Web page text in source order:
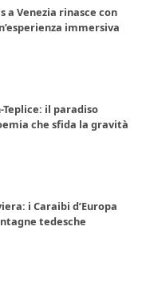
a Venezia rinasce con
immersiva
Teplice: il paradiso
che sfida la gravità
i Caraibi d’Europa
tedesche